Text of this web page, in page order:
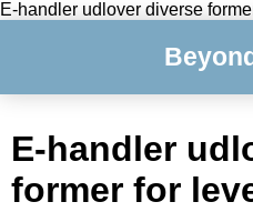
E-handler udlover diverse
E-handler
former for